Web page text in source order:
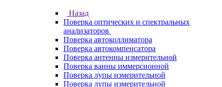
Назад
Поверка оптических и спектральных
анализаторов
Поверка автоколлиматора
Поверка автокомпенсатора
Поверка антенны измерительной
Поверка ванны иммерсионной
Поверка лупы измерительной
Поверка лупы измерительной